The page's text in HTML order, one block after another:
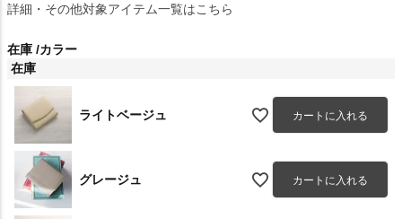
詳細・その他対象アイテム一覧はこちら
在庫 カラー
在庫
ライトベージュ カートに入れる
グレージュ カートに入れる